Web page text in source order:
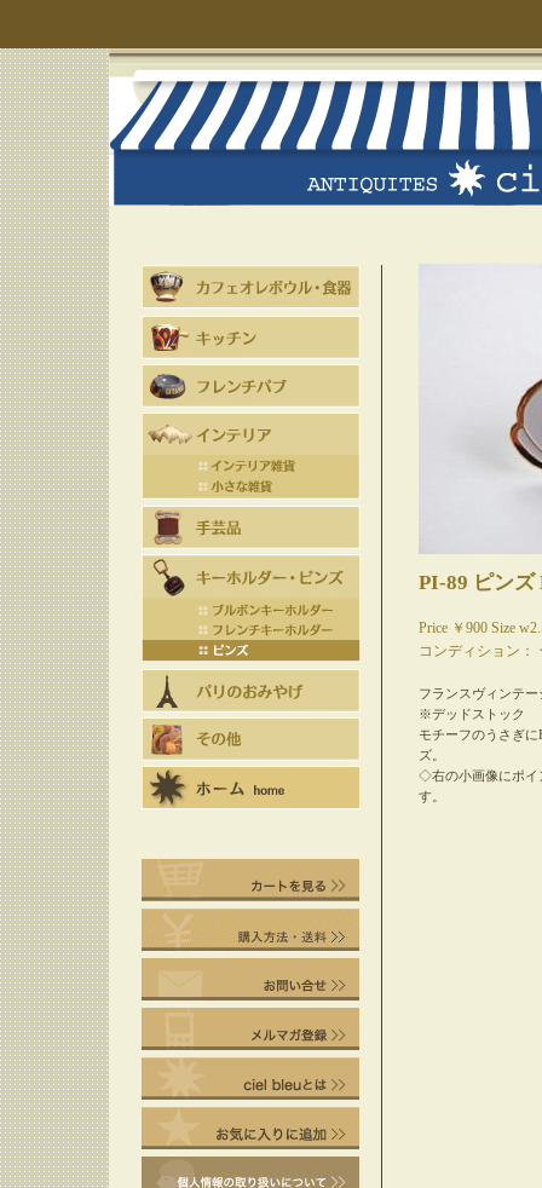
PI-89 ピンズ
Price ￥900 Size
コンディショ
フランスヴィンテ
※デッドストック
モチーフのうさぎ
ズ。
◇右の小画像にポイ
す。